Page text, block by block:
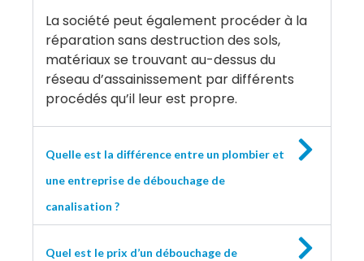
La société peut également procéder à la
réparation sans destruction des sols,
matériaux se trouvant au-dessus du
réseau d’assainissement par différents
procédés qu’il leur est propre.
Quelle est la différence entre un plombier et
une entreprise de débouchage de
canalisation ?
Quel est le prix d’un débouchage de